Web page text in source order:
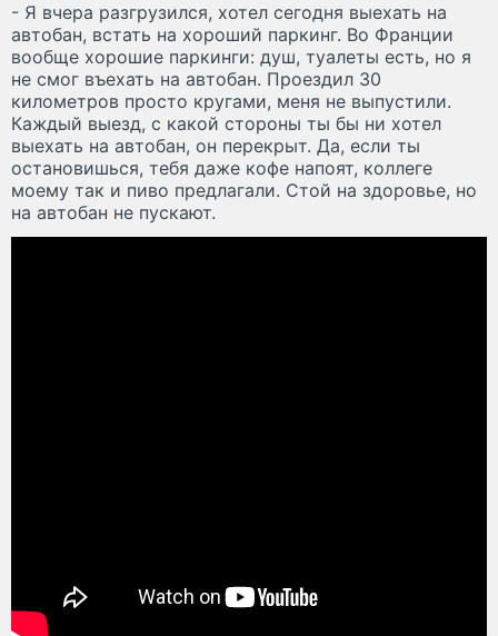
- Я вчера разгрузился, хотел сегодня выехать на
автобан, встать на хороший паркинг. Во Франции
вообще хорошие паркинги: душ, туалеты есть, но я
не смог въехать на автобан. Проездил 30
километров просто кругами, меня не выпустили.
Каждый выезд, с какой стороны ты бы ни хотел
выехать на автобан, он перекрыт. Да, если ты
остановишься, тебя даже кофе напоят, коллеге
моему так и пиво предлагали. Стой на здоровье, но
на автобан не пускают.